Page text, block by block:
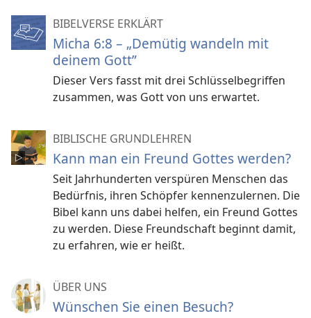
BIBELVERSE ERKLÄRT
Micha 6:8 – „Demütig wandeln mit
deinem Gott”
Dieser Vers fasst mit drei Schlüsselbegriffen
zusammen, was Gott von uns erwartet.
BIBLISCHE GRUNDLEHREN
Kann man ein Freund Gottes werden?
Seit Jahrhunderten verspüren Menschen das
Bedürfnis, ihren Schöpfer kennenzulernen. Die
Bibel kann uns dabei helfen, ein Freund Gottes
zu werden. Diese Freundschaft beginnt damit,
zu erfahren, wie er heißt.
ÜBER UNS
Wünschen Sie einen Besuch?